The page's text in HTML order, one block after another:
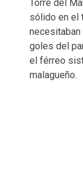
Torre del
sólido en el
necesitaban
goles del
el férreo
malagueño.